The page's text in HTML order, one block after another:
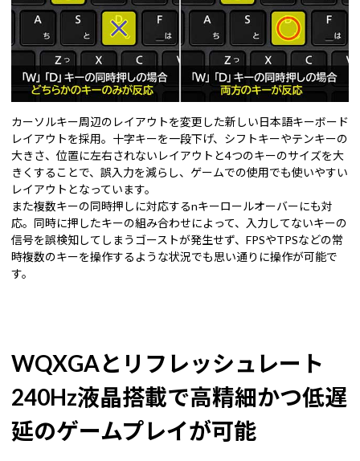
カーソルキー周辺のレイアウトを変更した新しい日本語キーボード
レイアウトを採用。十字キーを一段下げ、シフトキーやテンキーの
大きさ、位置に左右されないレイアウトと4つのキーのサイズを大
きくすることで、誤入力を減らし、ゲームでの使用でも使いやすい
レイアウトとなっています。
また複数キーの同時押しに対応するnキーロールオーバーにも対
応。同時に押したキーの組み合わせによって、入力してないキーの
信号を誤検知してしまうゴーストが発生せず、FPSやTPSなどの常
時複数のキーを操作するような状況でも思い通りに操作が可能で
す。
WQXGAとリフレッシュレート
240Hz液晶搭載で高精細かつ低遅
延のゲームプレイが可能